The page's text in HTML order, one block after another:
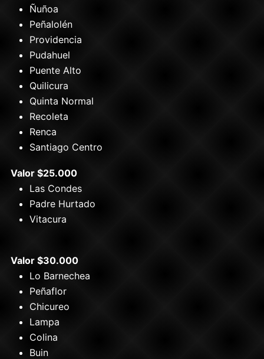
Ñuñoa
Peñalolén
Providencia
Pudahuel
Puente Alto
Quilicura
Quinta Normal
Recoleta
Renca
Santiago Centro
Valor $25.000
Las Condes
Padre Hurtado
Vitacura
Valor $30.000
Lo Barnechea
Peñaflor
Chicureo
Lampa
Colina
Buin